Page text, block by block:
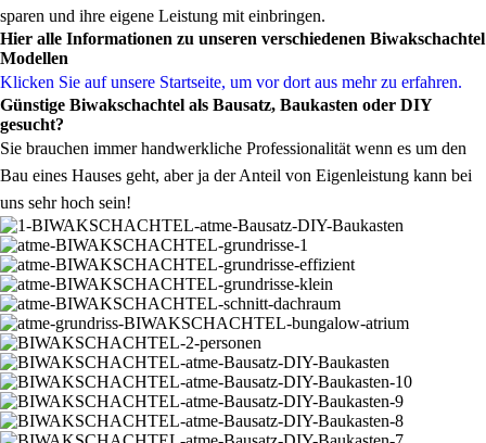
sparen und ihre eigene Leistung mit einbringen.
Hier alle Informationen zu unseren verschiedenen Biwakschachtel
Modellen
Klicken Sie auf unsere Startseite, um vor dort aus mehr zu erfahren.
Günstige Biwakschachtel als Bausatz, Baukasten oder DIY
gesucht?
Sie brauchen immer handwerkliche Professionalität wenn es um den
Bau eines Hauses geht, aber ja der Anteil von Eigenleistung kann bei
uns sehr hoch sein!